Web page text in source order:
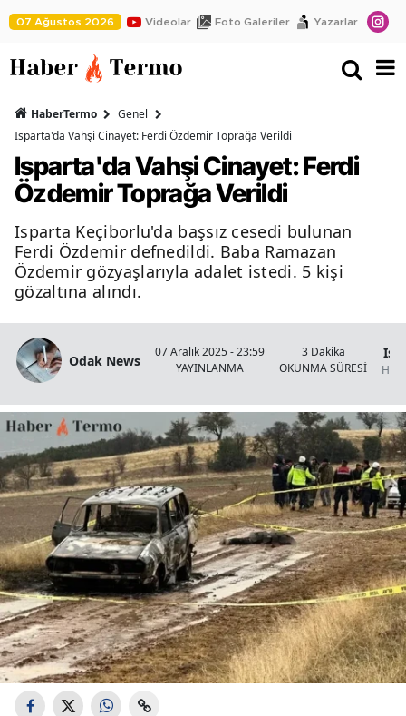
07 Ağustos 2026 Videolar Foto Galeriler Yazarlar
HaberTermo
Genel
Isparta'da Vahşi Cinayet: Ferdi Özdemir Toprağa Verildi
Isparta'da Vahşi Cinayet: Ferdi
Özdemir Toprağa Verildi
Isparta Keçiborlu'da başsız cesedi bulunan
Ferdi Özdemir defnedildi. Baba Ramazan
Özdemir gözyaşlarıyla adalet istedi. 5 kişi
gözaltına alındı.
Odak News
07 Aralık 2025 - 23:59
YAYINLANMA
3 Dakika
OKUNMA SÜRESİ